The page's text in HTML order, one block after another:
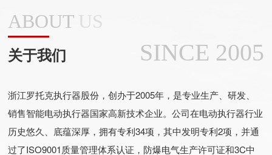
ABOUT US
关于我们 SINCE 2005
浙江罗托克执行器股份，创办于2005年，是专业生产、研发、
销售智能电动执行器国家高新技术企业。公司在电动执行器行业
历史悠久、底蕴深厚，拥有专利34项，其中发明专利2项，并通
过了ISO9001质量管理体系认证，防爆电气生产许可证和3C中